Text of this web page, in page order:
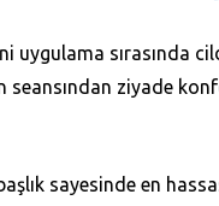
uygulama sırasında
seansından ziyade
sayesinde en